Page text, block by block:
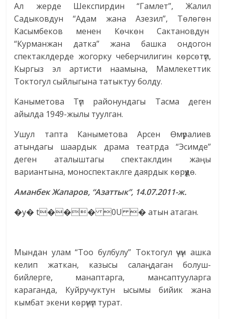
Ал жерде Шекспирдин “Гамлет”, Жалил
Садыковдун “Адам жана Азезил”, Төлөгөн
Касымбеков менен Көчкөн Сактановдун
“Курманжан датка” жана башка ондогон
спектаклдерде жогорку чеберчилигин көрсөтүп,
Кыргыз эл артисти наамына, Мамлекеттик
Токтогул сыйлыгына татыктуу болду.
Каныметова Түп районундагы Тасма деген
айылда 1949-жылы туулган.
Ушул тапта Каныметова Арсен Өмүралиев
атындагы шаардык драма театрда “Эсимде”
деген аталыштагы спектаклдин жаңы
вариантына, моноспектаклге даярдык көрүүдө.
Аманбек Жапаров, “Азаттык”, 14.07.2011-ж.
�у� t��� 0U � атын атаган.
Мындан улам “Тоо булбулу” Токтогул үчүн ашка
келип жаткан, казысы салаңдаган болуш-
бийлерге, манаптарга, мансаптууларга
караганда, Куйручуктун ысымы бийик жана
кымбат экени көрүнүп турат.